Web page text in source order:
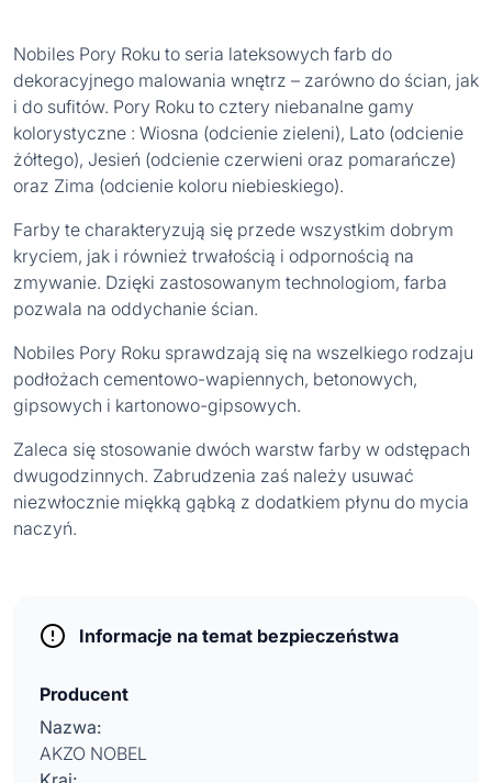
Nobiles Pory Roku to seria lateksowych farb do
dekoracyjnego malowania wnętrz – zarówno do ścian, jak
i do sufitów. Pory Roku to cztery niebanalne gamy
kolorystyczne : Wiosna (odcienie zieleni), Lato (odcienie
żółtego), Jesień (odcienie czerwieni oraz pomarańcze)
oraz Zima (odcienie koloru niebieskiego).
Farby te charakteryzują się przede wszystkim dobrym
kryciem, jak i również trwałością i odpornością na
zmywanie. Dzięki zastosowanym technologiom, farba
pozwala na oddychanie ścian.
Nobiles Pory Roku sprawdzają się na wszelkiego rodzaju
podłożach cementowo-wapiennych, betonowych,
gipsowych i kartonowo-gipsowych.
Zaleca się stosowanie dwóch warstw farby w odstępach
dwugodzinnych. Zabrudzenia zaś należy usuwać
niezwłocznie miękką gąbką z dodatkiem płynu do mycia
naczyń.
Informacje na temat bezpieczeństwa
Producent
Nazwa:
AKZO NOBEL